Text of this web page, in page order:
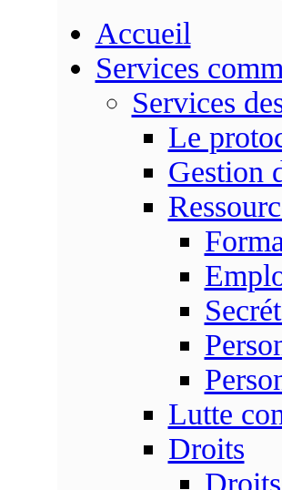
Accueil
Services
Services
Le
Gestion
Lutte
Droits